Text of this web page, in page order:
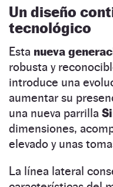
Un diseño
tecnológico
Esta nueva
robusta y
introduce una
aumentar su
una nueva parrilla
dimensiones,
elevado y unas
La línea lateral